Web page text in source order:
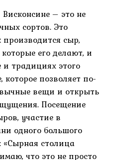
– это не
сортов. Это
производится сыр,
его делают, и
и традициях этого
которое позволяет по-
вещи и открыть
Посещение
участие в
одного большого
столица
что это не просто